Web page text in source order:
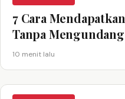
7 Cara
Tanpa
10 menit lalu